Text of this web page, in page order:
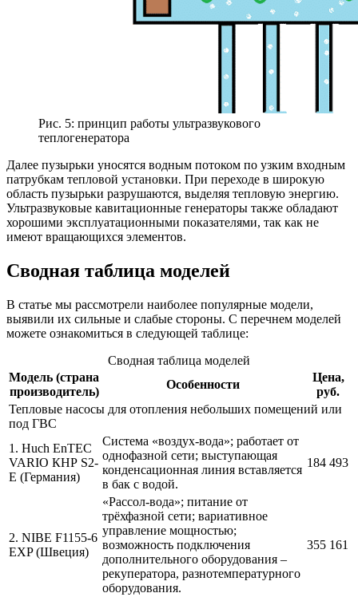
Рис. 5: принцип работы ультразвукового
теплогенератора
Далее пузырьки уносятся водным потоком по узким входным
патрубкам тепловой установки. При переходе в широкую
область пузырьки разрушаются, выделяя тепловую энергию.
Ультразвуковые кавитационные генераторы также обладают
хорошими эксплуатационными показателями, так как не
имеют вращающихся элементов.
Сводная таблица моделей
В статье мы рассмотрели наиболее популярные модели,
выявили их сильные и слабые стороны. С перечнем моделей
можете ознакомиться в следующей таблице:
Сводная таблица моделей
Модель (страна
производитель)
Особенности
Цена,
руб.
Тепловые насосы для отопления небольших помещений или
под ГВС
1. Huch EnTEC
VARIO КНР S2-
E (Германия)
Система «воздух-вода»; работает от
однофазной сети; выступающая
конденсационная линия вставляется
в бак с водой.
184 493
2. NIBE F1155-6
EXP (Швеция)
«Рассол-вода»; питание от
трёхфазной сети; вариативное
управление мощностью;
возможность подключения
дополнительного оборудования –
рекуператора, разнотемпературного
оборудования.
355 161